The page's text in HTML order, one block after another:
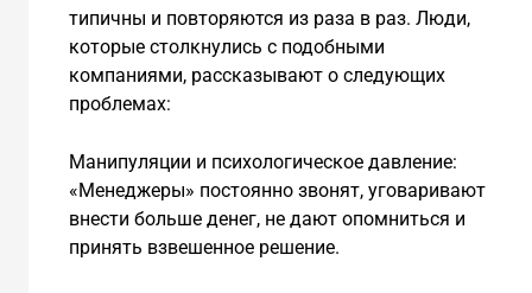
типичны и повторяются из раза в раз. Люди,
которые столкнулись с подобными
компаниями, рассказывают о следующих
проблемах:
Манипуляции и психологическое давление:
«Менеджеры» постоянно звонят, уговаривают
внести больше денег, не дают опомниться и
принять взвешенное решение.